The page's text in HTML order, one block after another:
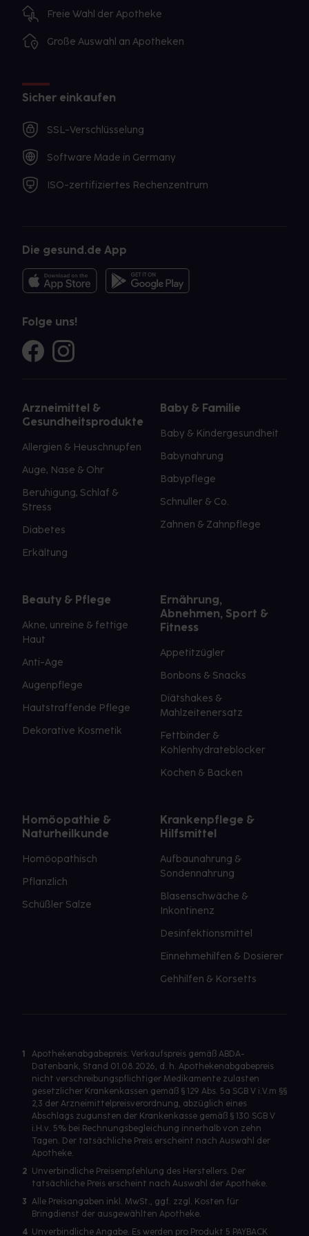
Freie Wahl der Apotheke
Große Auswahl an Apotheken
Sicher einkaufen
SSL-Verschlüsselung
Software Made in Germany
ISO-zertifiziertes Rechenzentrum
Die gesund.de App
Folge uns!
Arzneimittel &
Gesundheitsprodukte
Allergien & Heuschnupfen
Auge, Nase & Ohr
Beruhigung, Schlaf &
Stress
Diabetes
Erkältung
Baby & Familie
Baby & Kindergesundheit
Babynahrung
Babypflege
Schnuller & Co.
Zahnen & Zahnpflege
Beauty & Pflege
Akne, unreine & fettige
Haut
Anti-Age
Augenpflege
Hautstraffende Pflege
Dekorative Kosmetik
Ernährung,
Abnehmen, Sport &
Fitness
Appetitzügler
Bonbons & Snacks
Diätshakes &
Mahlzeitenersatz
Fettbinder &
Kohlenhydrateblocker
Kochen & Backen
Homöopathie &
Naturheilkunde
Homöopathisch
Pflanzlich
Schüßler Salze
Krankenpflege &
Hilfsmittel
Aufbaunahrung &
Sondennahrung
Blasenschwäche &
Inkontinenz
Desinfektionsmittel
Einnehmehilfen & Dosierer
Gehhilfen & Korsetts
1
Apothekenabgabepreis: Verkaufspreis gemäß ABDA-
Datenbank, Stand 01.08.2026, d. h. Apothekenabgabepreis
nicht verschreibungspflichtiger Medikamente zulasten
gesetzlicher Krankenkassen gemäß § 129 Abs. 5a SGB V i.V.m §§
2,3 der Arzneimittelpreisverordnung, abzüglich eines
Abschlags zugunsten der Krankenkasse gemäß § 130 SGB V
i.H.v. 5% bei Rechnungsbegleichung innerhalb von zehn
Tagen. Der tatsächliche Preis erscheint nach Auswahl der
Apotheke.
2 Unverbindliche Preisempfehlung des Herstellers. Der
tatsächliche Preis erscheint nach Auswahl der Apotheke.
3 Alle Preisangaben inkl. MwSt., ggf. zzgl. Kosten für
Bringdienst der ausgewählten Apotheke.
4 Unverbindliche Angabe. Es werden pro Produkt 5 PAYBACK